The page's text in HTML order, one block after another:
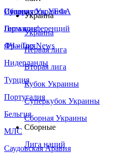
Сборная Украины
Италия
Германия
Франция
Нидерланды
Турция
Португалия
Бельгия
МЛС
Саудовская Аравия
Суперкубок УЕФА
Лига конференций
ЛЧ - Top News
Украина
Украина
Первая лига
Вторая лига
Кубок Украины
Суперкубок Украины
Сборная Украины
Сборные
Лига наций